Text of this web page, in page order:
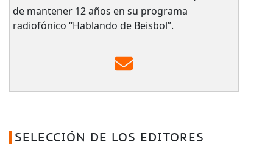
de mantener 12 años en su programa
radiofónico “Hablando de Beisbol”.
SELECCIÓN DE LOS EDITORES